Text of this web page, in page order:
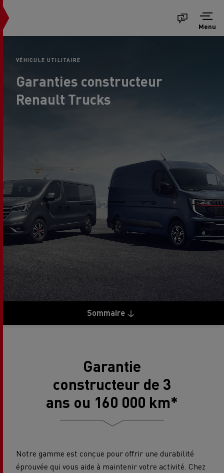
Menu
VÉHICULE UTILITAIRE
Garanties constructeur
Renault Trucks
Sommaire
Garantie
constructeur de 3
ans ou 160 000 km*
Notre gamme est conçue pour offrir une durabilité
éprouvée qui vous aide à maintenir votre activité. Chez